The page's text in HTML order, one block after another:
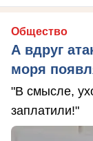
Общество
А вдруг
моря
"В смысле,
заплатили!"